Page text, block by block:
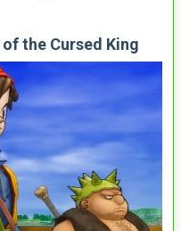
the Cursed King